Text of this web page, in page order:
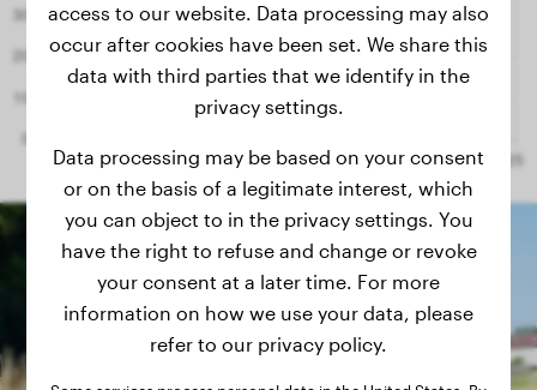
3.5 months 37.00 lbs
3.3 months 34.20 lbs
33.10 lbs
3.1 months 33.10 lbs
3 months
2.8 months 28.20 lbs
2.7 months
24.90 lbs
access to our website. Data processing may also
occur after cookies have been set. We share this
data with third parties that we identify in the
privacy settings.
Data processing may be based on your consent
or on the basis of a legitimate interest, which
you can object to in the privacy settings. You
have the right to refuse and change or revoke
your consent at a later time. For more
information on how we use your data, please
refer to our privacy policy.